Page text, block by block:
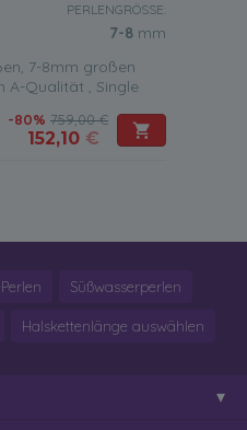
PERLENGRÖSSE:
7-8 mm
7-8mm großen
A-Qualität , Single
-80% 759,00 €
152,10 €
Süßwasserperlen
Halskettenlänge auswählen